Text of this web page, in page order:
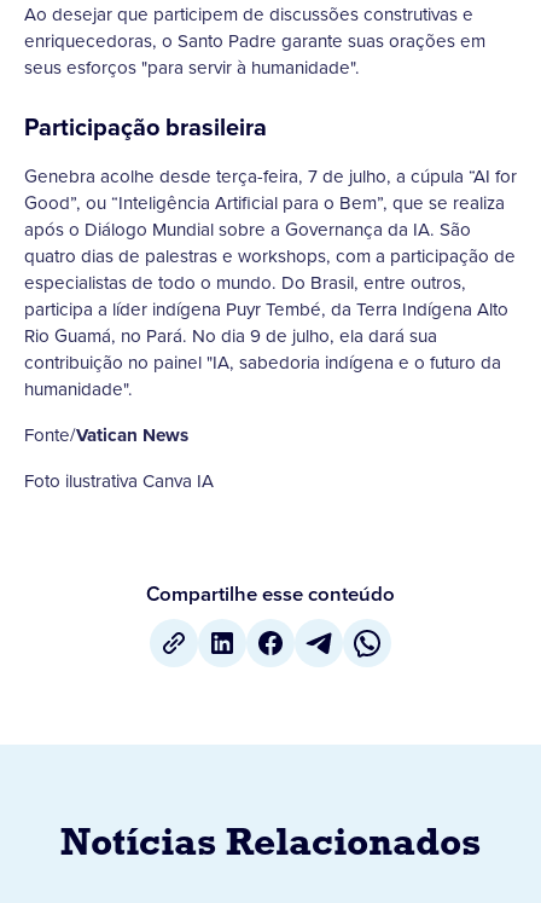
Ao desejar que participem de discussões construtivas e
enriquecedoras, o Santo Padre garante suas orações em
seus esforços "para servir à humanidade".
Participação brasileira
Genebra acolhe desde terça-feira, 7 de julho, a cúpula “AI for
Good”, ou “Inteligência Artificial para o Bem”, que se realiza
após o Diálogo Mundial sobre a Governança da IA. São
quatro dias de palestras e workshops, com a participação de
especialistas de todo o mundo. Do Brasil, entre outros,
participa a líder indígena Puyr Tembé, da Terra Indígena Alto
Rio Guamá, no Pará. No dia 9 de julho, ela dará sua
contribuição no painel "IA, sabedoria indígena e o futuro da
humanidade".
Fonte/Vatican News
Foto ilustrativa Canva IA
Compartilhe esse conteúdo
Notícias Relacionados